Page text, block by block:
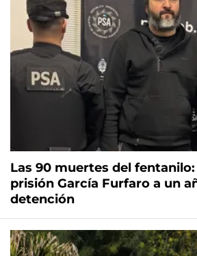
Las 90 muertes del
prisión García Furfaro a un
detención